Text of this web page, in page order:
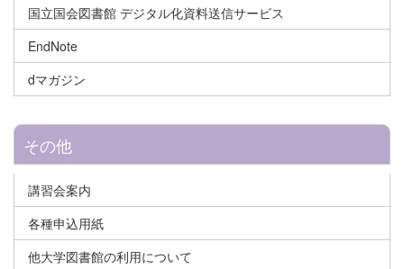
国立国会図書館 デジタル化資料送信サービス
EndNote
dマガジン
その他
講習会案内
各種申込用紙
他大学図書館の利用について